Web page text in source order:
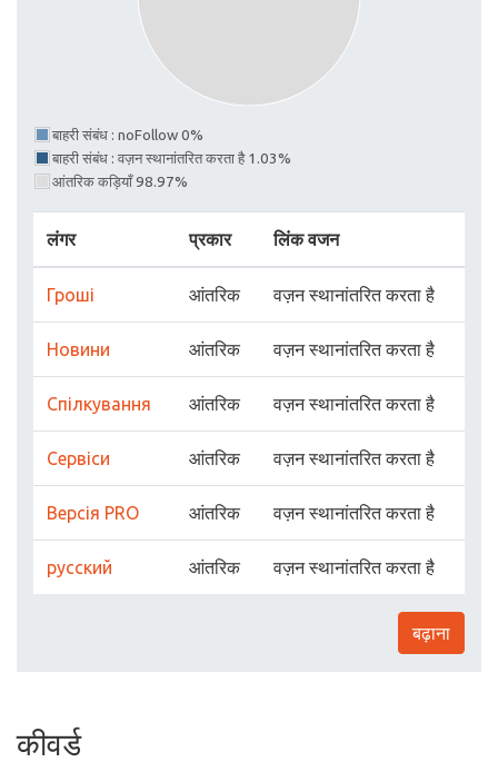
बाहरी संबंध : noFollow 0%
बाहरी संबंध : वज़न स्थानांतरित करता है 1.03%
आंतरिक कड़ियाँ 98.97%
लंगर प्रकार लिंक वजन
Гроші आंतरिक वज़न स्थानांतरित करता है
Новини आंतरिक वज़न स्थानांतरित करता है
Спілкування आंतरिक वज़न स्थानांतरित करता है
Сервіси आंतरिक वज़न स्थानांतरित करता है
Версія PRO आंतरिक वज़न स्थानांतरित करता है
русский आंतरिक वज़न स्थानांतरित करता है
बढ़ाना
कीवर्ड